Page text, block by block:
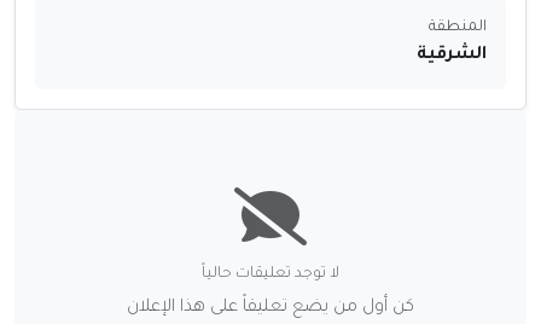
المنطقة
الشرقية
لا توجد تعليقات حالياً
كن أول من يضع تعليقاً على هذا الإعلان